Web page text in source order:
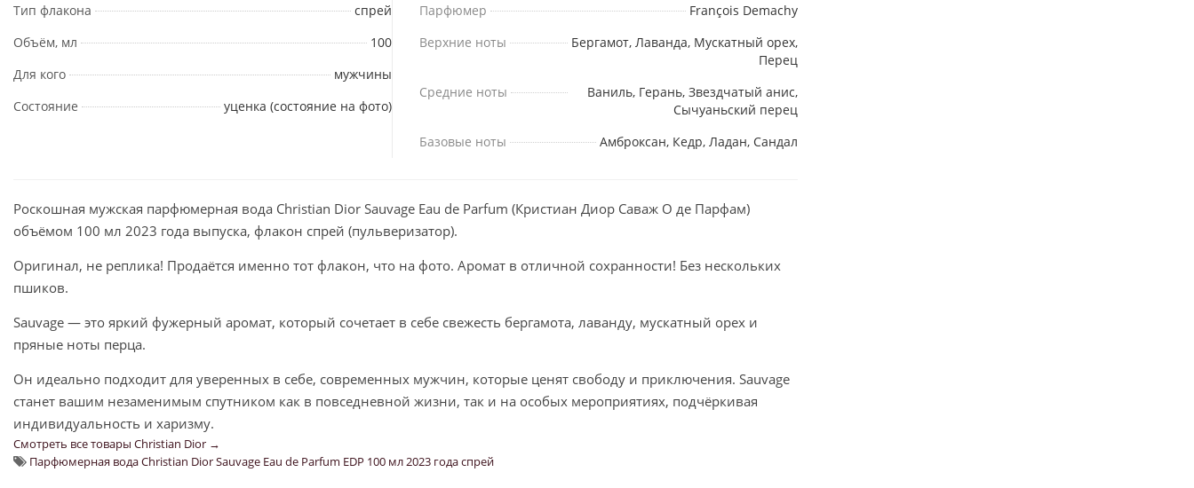
Тип флакона
спрей
Объём, мл
100
Для кого
мужчины
Состояние
уценка (состояние на фото)
Парфюмер
François Demachy
Верхние ноты
Бергамот, Лаванда, Мускатный орех,
Перец
Средние ноты
Ваниль, Герань, Звездчатый анис,
Сычуаньский перец
Базовые ноты
Амброксан, Кедр, Ладан, Сандал
Роскошная мужская парфюмерная вода Christian Dior Sauvage Eau de Parfum (Кристиан Диор Саваж О де Парфам)
объёмом 100 мл 2023 года выпуска, флакон спрей (пульверизатор).
Оригинал, не реплика! Продаётся именно тот флакон, что на фото. Аромат в отличной сохранности! Без нескольких
пшиков.
Sauvage — это яркий фужерный аромат, который сочетает в себе свежесть бергамота, лаванду, мускатный орех и
пряные ноты перца.
Он идеально подходит для уверенных в себе, современных мужчин, которые ценят свободу и приключения. Sauvage
станет вашим незаменимым спутником как в повседневной жизни, так и на особых мероприятиях, подчёркивая
индивидуальность и харизму.
Смотреть все товары Christian Dior →
Парфюмерная вода Christian Dior Sauvage Eau de Parfum EDP 100 мл 2023 года спрей